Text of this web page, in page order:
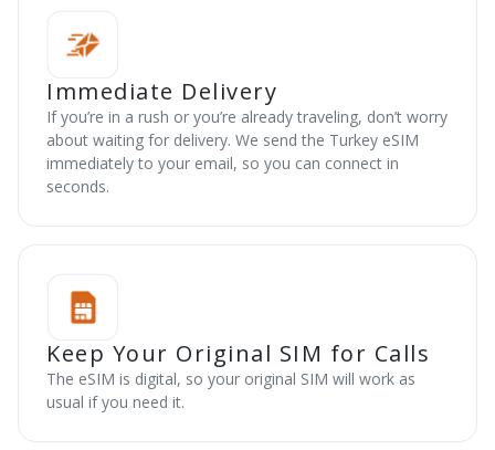
Immediate Delivery
If you’re in a rush or you’re already traveling, don’t worry
about waiting for delivery. We send the Turkey eSIM
immediately to your email, so you can connect in
seconds.
Keep Your Original SIM for Calls
The eSIM is digital, so your original SIM will work as
usual if you need it.